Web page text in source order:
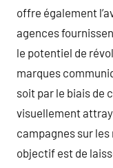
offre également
agences
le potentiel de
marques
soit par le biais de
visuellement
campagnes sur
objectif est de